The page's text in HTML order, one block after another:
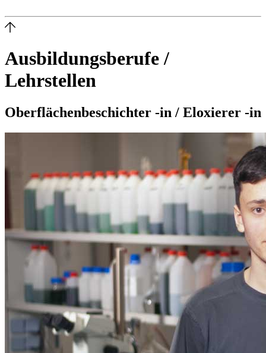
Ausbildungsberufe /
Lehrstellen
Oberflächenbeschichter -in / Eloxierer -in